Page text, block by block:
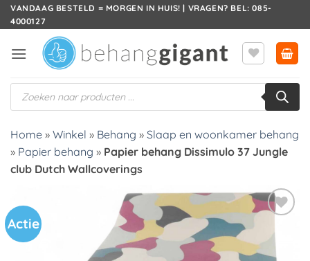
Ga
naar
VANDAAG BESTELD = MORGEN IN HUIS! | VRAGEN? BEL: 085-
4000127
Producten
zoeken
Home » Winkel » Behang » Slaap en woonkamer behang
» Papier behang » Papier behang Dissimulo 37 Jungle
club Dutch Wallcoverings
Actie
Toevoegen
aan
verlanglijst